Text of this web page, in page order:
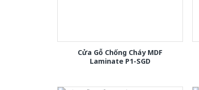
Cửa Gỗ Chống Cháy MDF
Laminate P1-SGD